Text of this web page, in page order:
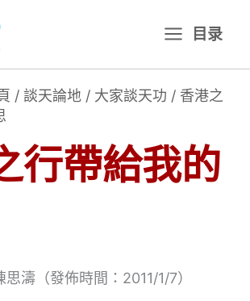
目录
/ 談天論地 / 大家談天功 / 香港之
行帶給我的
思濤（發佈時間：2011/1/7）